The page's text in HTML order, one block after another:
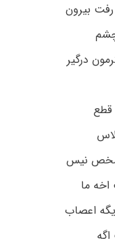
بیرون
درگیر
قطع
نیس
ما
اعصاب